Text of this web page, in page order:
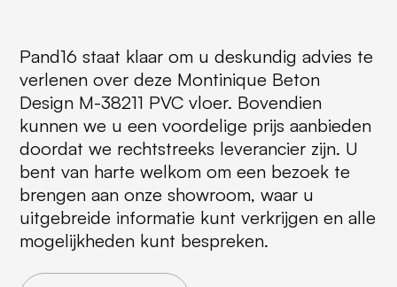
Pand16 staat klaar om u deskundig advies te
verlenen over deze Montinique Beton
Design M-38211 PVC vloer. Bovendien
kunnen we u een voordelige prijs aanbieden
doordat we rechtstreeks leverancier zijn. U
bent van harte welkom om een bezoek te
brengen aan onze showroom, waar u
uitgebreide informatie kunt verkrijgen en alle
mogelijkheden kunt bespreken.